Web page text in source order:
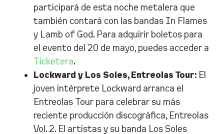
participará de esta noche metalera que
también contará con las bandas In Flames
y Lamb of God. Para adquirir boletos para
el evento del 20 de mayo, puedes acceder a
Ticketera.
Lockward y Los Soles, Entreolas Tour:El
joven intérprete Lockward arranca el
Entreolas Tour para celebrar su más
reciente producción discográfica, Entreolas
Vol. 2. El artistas y su banda Los Soles